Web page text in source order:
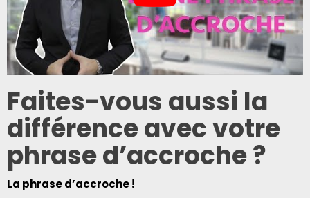
Faites-vous aussi la
différence avec votre
phrase d’accroche ?
La phrase d’accroche !